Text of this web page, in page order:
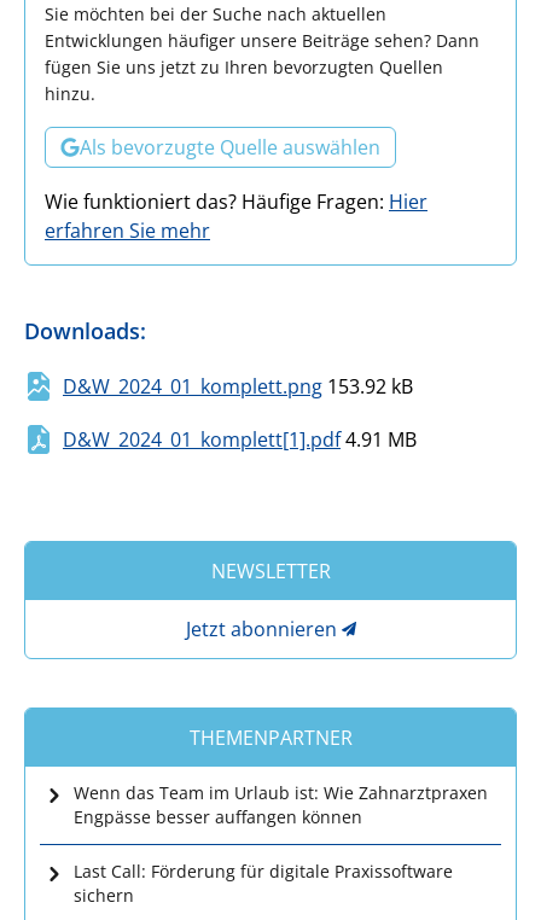
Sie möchten bei der Suche nach aktuellen
Entwicklungen häufiger unsere Beiträge sehen? Dann
fügen Sie uns jetzt zu Ihren bevorzugten Quellen
hinzu.
Als bevorzugte Quelle auswählen
Wie funktioniert das? Häufige Fragen: Hier
erfahren Sie mehr
Downloads:
D&W_2024_01_komplett.png 153.92 kB
D&W_2024_01_komplett[1].pdf4.91 MB
NEWSLETTER
Jetzt abonnieren
THEMENPARTNER
Wenn das Team im Urlaub ist: Wie Zahnarztpraxen
Engpässe besser auffangen können
Last Call: Förderung für digitale Praxissoftware
sichern